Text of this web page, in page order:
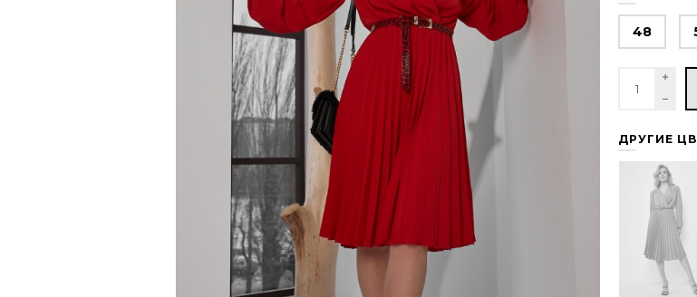
48
ДРУГИЕ